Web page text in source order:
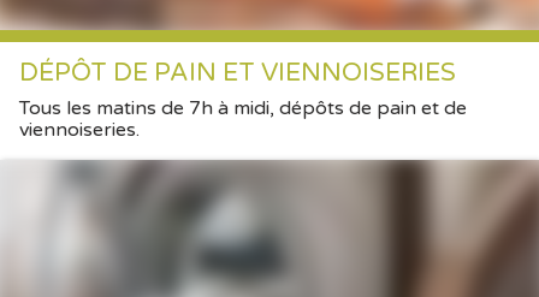
DÉPÔT DE PAIN ET VIENNOISERIES
Tous les matins de 7h à midi, dépôts de pain et de
viennoiseries.